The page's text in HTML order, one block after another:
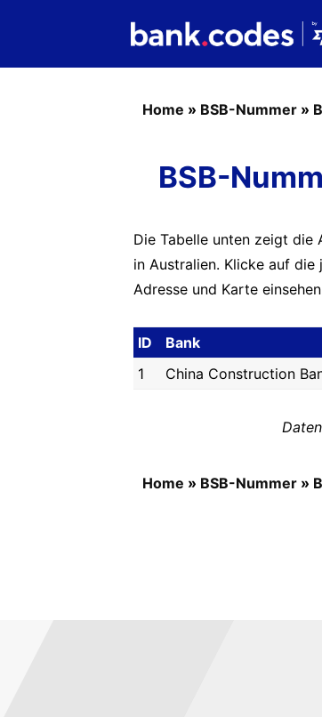
Home » BSB-Nummer »
BSB-
Die Tabelle unten zeigt die
in Australien. Klicke auf die
Adresse und Karte
ID Bank
1
China Construction
Home » BSB-Nummer »